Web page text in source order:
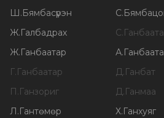
Ш.Бямбасүрэн С.
Ж.Галбадрах С.
Ж.Ганбаатар А.
Г.Ганбаатар Д.Ганбат
П.Ганзориг Д.Ганмаа
Л.Гантөмөр Х.Ганхуяг